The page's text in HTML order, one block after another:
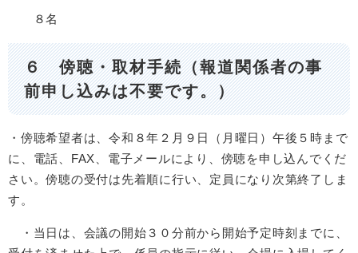
８名
６ 傍聴・取材手続（報道関係者の事
前申し込みは不要です。）
・傍聴希望者は、令和８年２月９日（月曜日）午後５時まで
に、電話、FAX、電子メールにより、傍聴を申し込んでくだ
さい。傍聴の受付は先着順に行い、定員になり次第終了しま
す。
・当日は、会議の開始３０分前から開始予定時刻までに、